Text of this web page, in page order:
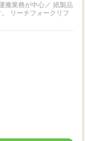
搬業務が中心／ 紙製品
フ